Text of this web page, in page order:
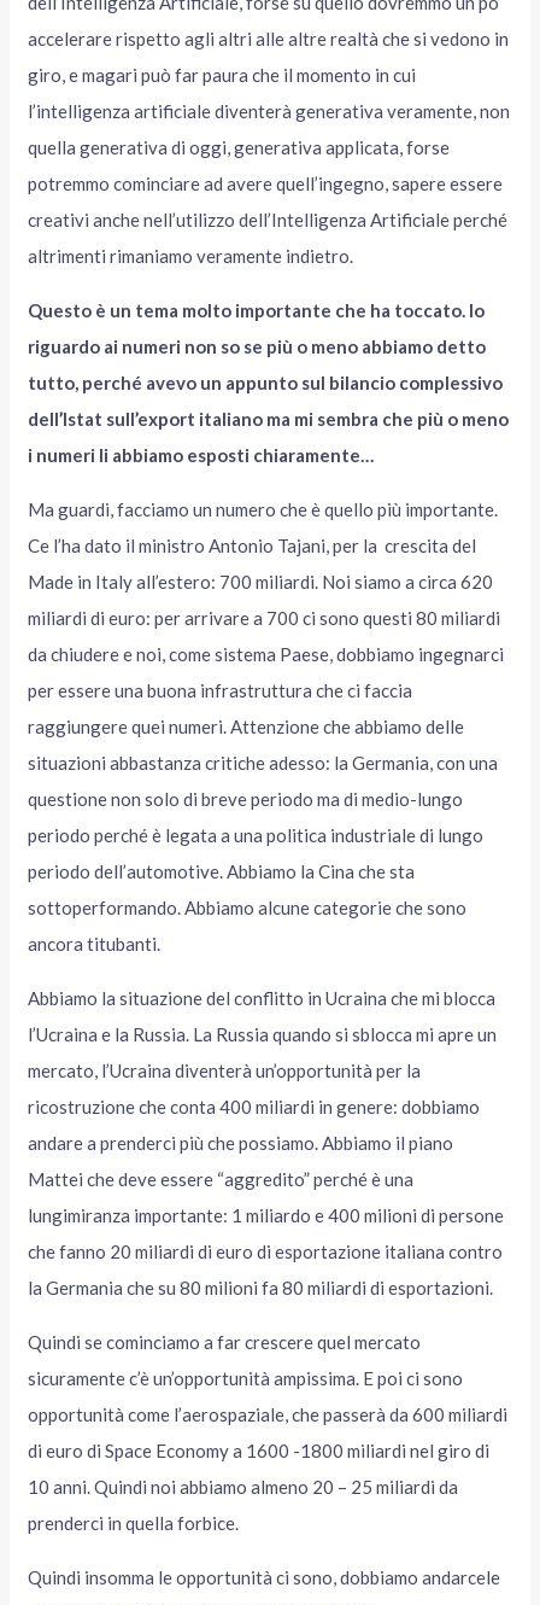
accelerare rispetto agli altri alle altre realtà che si vedono in
giro, e magari può far paura che il momento in cui
l’intelligenza artificiale diventerà generativa veramente, non
quella generativa di oggi, generativa applicata, forse
potremmo cominciare ad avere quell’ingegno, sapere essere
creativi anche nell’utilizzo dell’Intelligenza Artificiale perché
altrimenti rimaniamo veramente indietro.
Questo è un tema molto importante che ha toccato. Io
riguardo ai numeri non so se più o meno abbiamo detto
tutto, perché avevo un appunto sul bilancio complessivo
dell’Istat sull’export italiano ma mi sembra che più o meno
i numeri li abbiamo esposti chiaramente…
Ma guardi, facciamo un numero che è quello più importante.
Ce l’ha dato il ministro Antonio Tajani, per la crescita del
Made in Italy all’estero: 700 miliardi. Noi siamo a circa 620
miliardi di euro: per arrivare a 700 ci sono questi 80 miliardi
da chiudere e noi, come sistema Paese, dobbiamo ingegnarci
per essere una buona infrastruttura che ci faccia
raggiungere quei numeri. Attenzione che abbiamo delle
situazioni abbastanza critiche adesso: la Germania, con una
questione non solo di breve periodo ma di medio-lungo
periodo perché è legata a una politica industriale di lungo
periodo dell’automotive. Abbiamo la Cina che sta
sottoperformando. Abbiamo alcune categorie che sono
ancora titubanti.
Abbiamo la situazione del conflitto in Ucraina che mi blocca
l’Ucraina e la Russia. La Russia quando si sblocca mi apre un
mercato, l’Ucraina diventerà un’opportunità per la
ricostruzione che conta 400 miliardi in genere: dobbiamo
andare a prenderci più che possiamo. Abbiamo il piano
Mattei che deve essere “aggredito” perché è una
lungimiranza importante: 1 miliardo e 400 milioni di persone
che fanno 20 miliardi di euro di esportazione italiana contro
la Germania che su 80 milioni fa 80 miliardi di esportazioni.
Quindi se cominciamo a far crescere quel mercato
sicuramente c’è un’opportunità ampissima. E poi ci sono
opportunità come l’aerospaziale, che passerà da 600 miliardi
di euro di Space Economy a 1600 -1800 miliardi nel giro di
10 anni. Quindi noi abbiamo almeno 20 – 25 miliardi da
prenderci in quella forbice.
Quindi insomma le opportunità ci sono, dobbiamo andarcele